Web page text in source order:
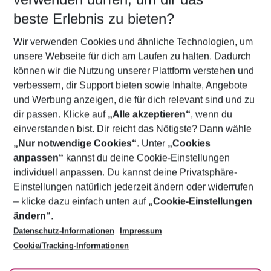
5-8 Nächte
2 Erwachsene Keine Kinder
Mehr Filter anzeigen
Footer
Footer navigation
Über uns
AGB
Bestpreisgarantie
Cookie-Einstellungen ändern
Cookie-Richtlinie
Agenturbetreuung
Barrierefreies Reisen
Folge uns
beste Erlebnis zu bieten?
Wir verwenden Cookies und ähnliche Technologien, um
unsere Webseite für dich am Laufen zu halten. Dadurch
können wir die Nutzung unserer Plattform verstehen und
verbessern, dir Support bieten sowie Inhalte, Angebote
und Werbung anzeigen, die für dich relevant sind und zu
dir passen. Klicke auf „Alle akzeptieren“, wenn du
einverstanden bist. Dir reicht das Nötigste? Dann wähle
„Nur notwendige Cookies“. Unter „Cookies
anpassen“ kannst du deine Cookie-Einstellungen
individuell anpassen. Du kannst deine Privatsphäre-
Einstellungen natürlich jederzeit ändern oder widerrufen
– klicke dazu einfach unten auf „Cookie-Einstellungen
ändern“.
Datenschutz-Informationen
Impressum
Cookie/Tracking-Informationen